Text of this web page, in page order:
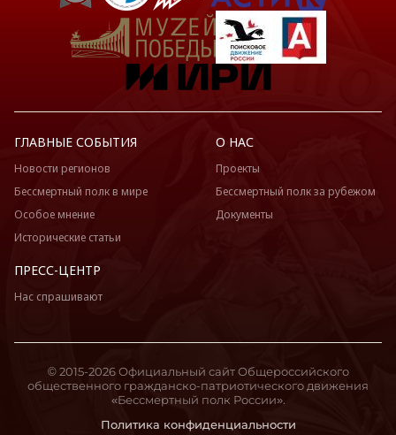
ГЛАВНЫЕ СОБЫТИЯ
Новости регионов
Бессмертный полк в мире
Особое мнение
Исторические статьи
О НАС
Проекты
Бессмертный полк за рубежом
Документы
ПРЕСС-ЦЕНТР
Нас спрашивают
Политика конфиденциальности
© 2015-2026 Официальный сайт Общероссийского
общественного гражданско-патриотического движения
«Бессмертный полк России».